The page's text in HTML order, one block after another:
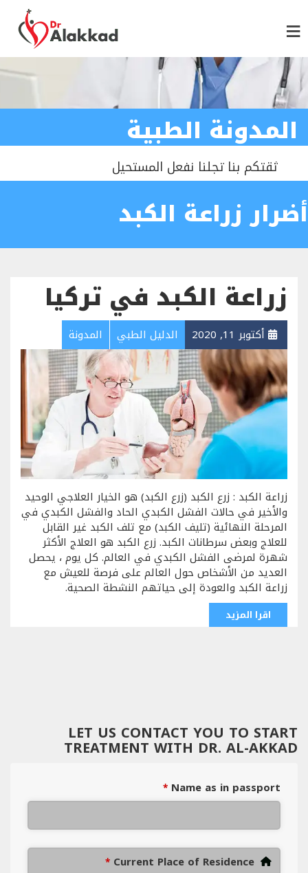
المدونة الطبية
ثقتكم بنا تجلنا نفعل المستحيل
أضرار زراعة الكبد
زراعة الكبد في تركيا
أكتوبر 11, 2020 الدليل الطبي المدونة
زراعة الكبد : زرع الكبد (زرع الكبد) هو الخيار العلاجي الوحيد
والأخير في حالات الفشل الكبدي الحاد والفشل الكبدي في
المرحلة النهائية (تليف الكبد) مع تلف الكبد غير القابل
للعلاج وبعض سرطانات الكبد. زرع الكبد هو العلاج الأكثر
شهرة لمرضى الفشل الكبدي في العالم. كل يوم ، يحصل
العديد من الأشخاص حول العالم على فرصة للعيش مع
زراعة الكبد والعودة إلى حياتهم النشطة الصحية.
اقرا المزيد
LET US CONTACT YOU TO START
TREATMENT WITH DR. AL-AKKAD
Name as in passport
*
Current Place of Residence
*